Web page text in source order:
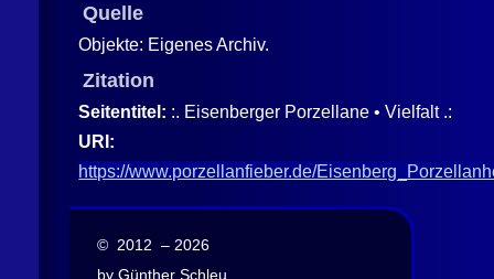
Quelle
Objekte: Eigenes Archiv.
Zitation
Seitentitel: :. Eisenberger Porzellane • Vielfalt .:
URI:
https://www.porzellanfieber.de/
© 2012 – 2026
by Günther Schleu